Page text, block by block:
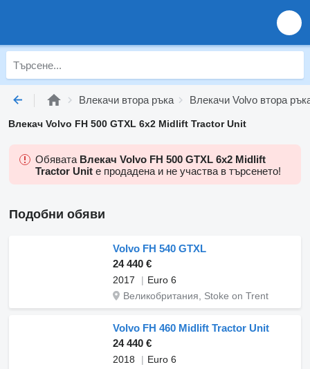
Влекачи втора ръка Влекачи Volvo втора
Влекач Volvo FH 500 GTXL 6x2 Midlift Tractor Unit
Обявата Влекач Volvo FH 500 GTXL 6x2 Midlift
Tractor Unit е продадена и не участва в търсенето!
Подобни обяви
Volvo FH 540 GTXL
24 440 €
2017
Euro 6
Великобритания, Stoke on Trent
Volvo FH 460 Midlift Tractor Unit
24 440 €
2018
Euro 6